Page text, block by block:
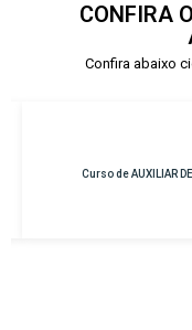
CONFIRA
Confira abaixo